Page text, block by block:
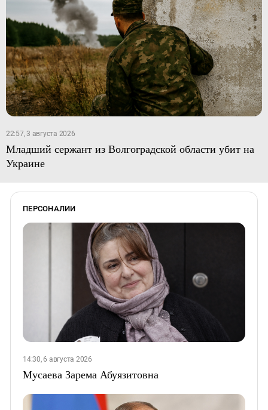
22:57, 3 августа 2026
Младший сержант из Волгоградской области убит на
Украине
ПЕРСОНАЛИИ
14:30, 6 августа 2026
Мусаева Зарема Абуязитовна